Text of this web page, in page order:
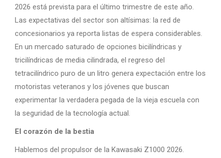
2026 está prevista para el último trimestre de este año.
Las expectativas del sector son altísimas: la red de
concesionarios ya reporta listas de espera considerables.
En un mercado saturado de opciones bicilíndricas y
tricilíndricas de media cilindrada, el regreso del
tetracilíndrico puro de un litro genera expectación entre los
motoristas veteranos y los jóvenes que buscan
experimentar la verdadera pegada de la vieja escuela con
la seguridad de la tecnología actual.
El corazón de la bestia
Hablemos del propulsor de la Kawasaki Z1000 2026.